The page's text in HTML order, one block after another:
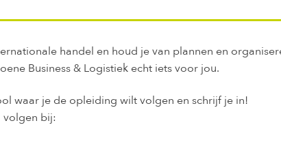
handel en houd je van plannen en
Business & Logistiek echt iets voor jou.
waar je de opleiding wilt volgen en schrijf je in!
volgen bij: